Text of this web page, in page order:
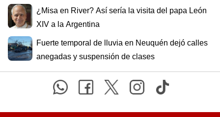
¿Misa en River? Así sería la visita del papa León
XIV a la Argentina
Fuerte temporal de lluvia en Neuquén dejó calles
anegadas y suspensión de clases